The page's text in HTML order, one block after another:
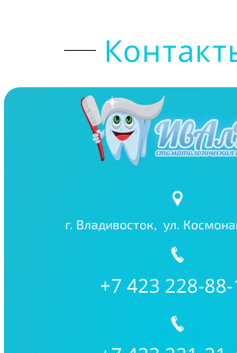
г. Владивосток, ул.
+7 423 228-